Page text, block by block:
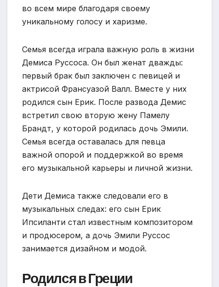
во всем мире благодаря своему
уникальному голосу и харизме.
Семья всегда играла важную роль в жизни
Демиса Руссоса. Он был женат дважды:
первый брак был заключен с певицей и
актрисой Франсуазой Валл. Вместе у них
родился сын Ерик. После развода Демис
встретил свою вторую жену Памелу
Брандт, у которой родилась дочь Эмили.
Семья всегда оставалась для певца
важной опорой и поддержкой во время
его музыкальной карьеры и личной жизни.
Дети Демиса также следовали его в
музыкальных следах: его сын Ерик
Ипсиланти стал известным композитором
и продюсером, а дочь Эмили Руссос
занимается дизайном и модой.
Родился в Греции